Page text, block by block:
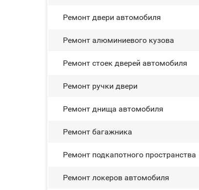
Ремонт двери автомобиля
Ремонт алюминиевого кузова
Ремонт стоек дверей автомобиля
Ремонт ручки двери
Ремонт днища автомобиля
Ремонт багажника
Ремонт подкапотного пространства
Ремонт лoĸepoв автомобиля